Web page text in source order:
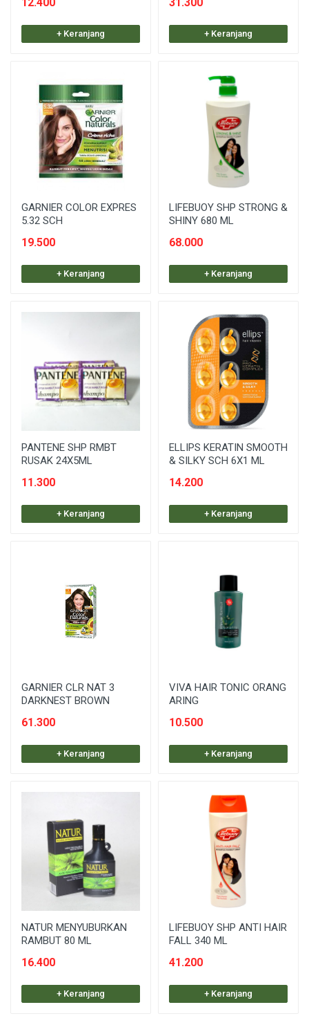
+ Keranjang + Keranjang
GARNIER COLOR EXPRES
5.32 SCH
19.500
+ Keranjang
LIFEBUOY SHP STRONG &
SHINY 680 ML
68.000
+ Keranjang
PANTENE SHP RMBT
RUSAK 24X5ML
11.300
+ Keranjang
ELLIPS KERATIN SMOOTH
& SILKY SCH 6X1 ML
14.200
+ Keranjang
GARNIER CLR NAT 3
DARKNEST BROWN
61.300
+ Keranjang
VIVA HAIR TONIC ORANG
ARING
10.500
+ Keranjang
NATUR MENYUBURKAN
RAMBUT 80 ML
16.400
+ Keranjang
LIFEBUOY SHP ANTI HAIR
FALL 340 ML
41.200
+ Keranjang